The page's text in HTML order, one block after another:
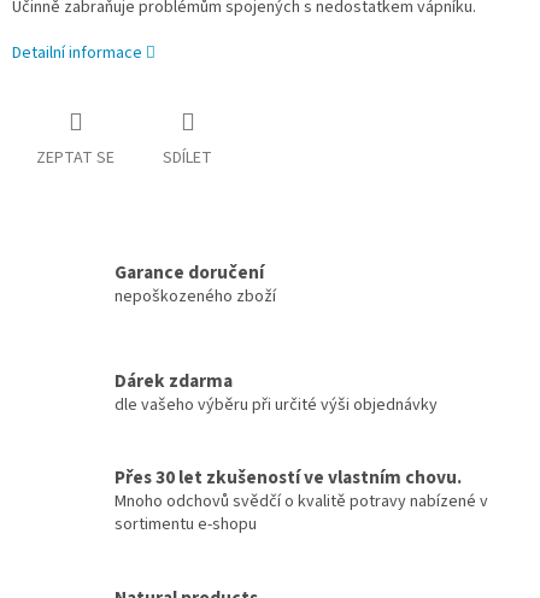
Účinně zabraňuje problémům spojených s nedostatkem vápníku.
Detailní informace
ZEPTAT SE SDÍLET
Garance doručení
nepoškozeného zboží
Dárek zdarma
dle vašeho výběru při určité výši objednávky
Přes 30 let zkušeností ve vlastním chovu.
Mnoho odchovů svědčí o kvalitě potravy nabízené v
sortimentu e-shopu